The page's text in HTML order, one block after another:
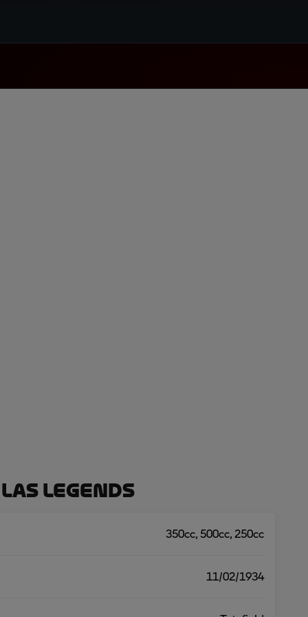
Legends
350cc, 500cc, 250cc
11/02/1934